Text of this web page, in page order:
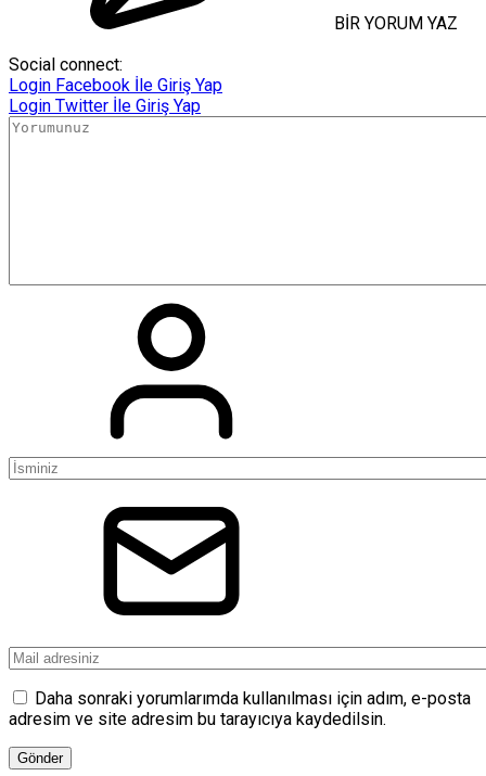
BİR YORUM YAZ
Social connect:
Login Facebook İle Giriş Yap
Login Twitter İle Giriş Yap
Daha sonraki yorumlarımda kullanılması için adım, e-posta
adresim ve site adresim bu tarayıcıya kaydedilsin.